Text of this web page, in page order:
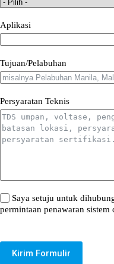
Aplikasi
Tujuan/Pelabuhan
Persyaratan Teknis
Saya setuju untuk
permintaan penawaran
Kirim Formulir